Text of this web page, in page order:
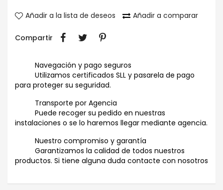
Añadir a la lista de deseos Añadir a comparar
Compartir
Navegación y pago seguros
Utilizamos certificados SLL y pasarela de pago
para proteger su seguridad.
Transporte por Agencia
Puede recoger su pedido en nuestras
instalaciones o se lo haremos llegar mediante agencia.
Nuestro compromiso y garantía
Garantizamos la calidad de todos nuestros
productos. Si tiene alguna duda contacte con nosotros